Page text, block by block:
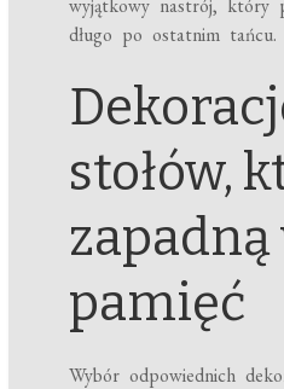
wyjątkowy nastrój, który
długo po ostatnim tańcu.
stołów,
zapadną
pamięć
Wybór odpowiednich